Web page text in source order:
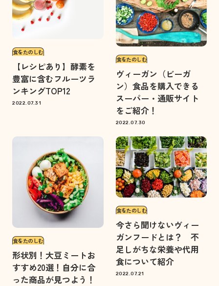
食をたのしむ
【レシピあり】酵素を
豊富に含むフルーツラ
ンキングTOP12
2022.07.31
食をたのしむ
ヴィーガン（ビーガ
ン）食品を購入できる
スーパー・通販サイト
をご紹介！
2022.07.30
食をたのしむ
形状別！大豆ミートお
すすめ20選！自分に合
った商品が見つよう！
食をたのしむ
今さら聞けないヴィー
ガンフードとは？ 不
足しがちな栄養や代用
食について紹介
2022.07.21